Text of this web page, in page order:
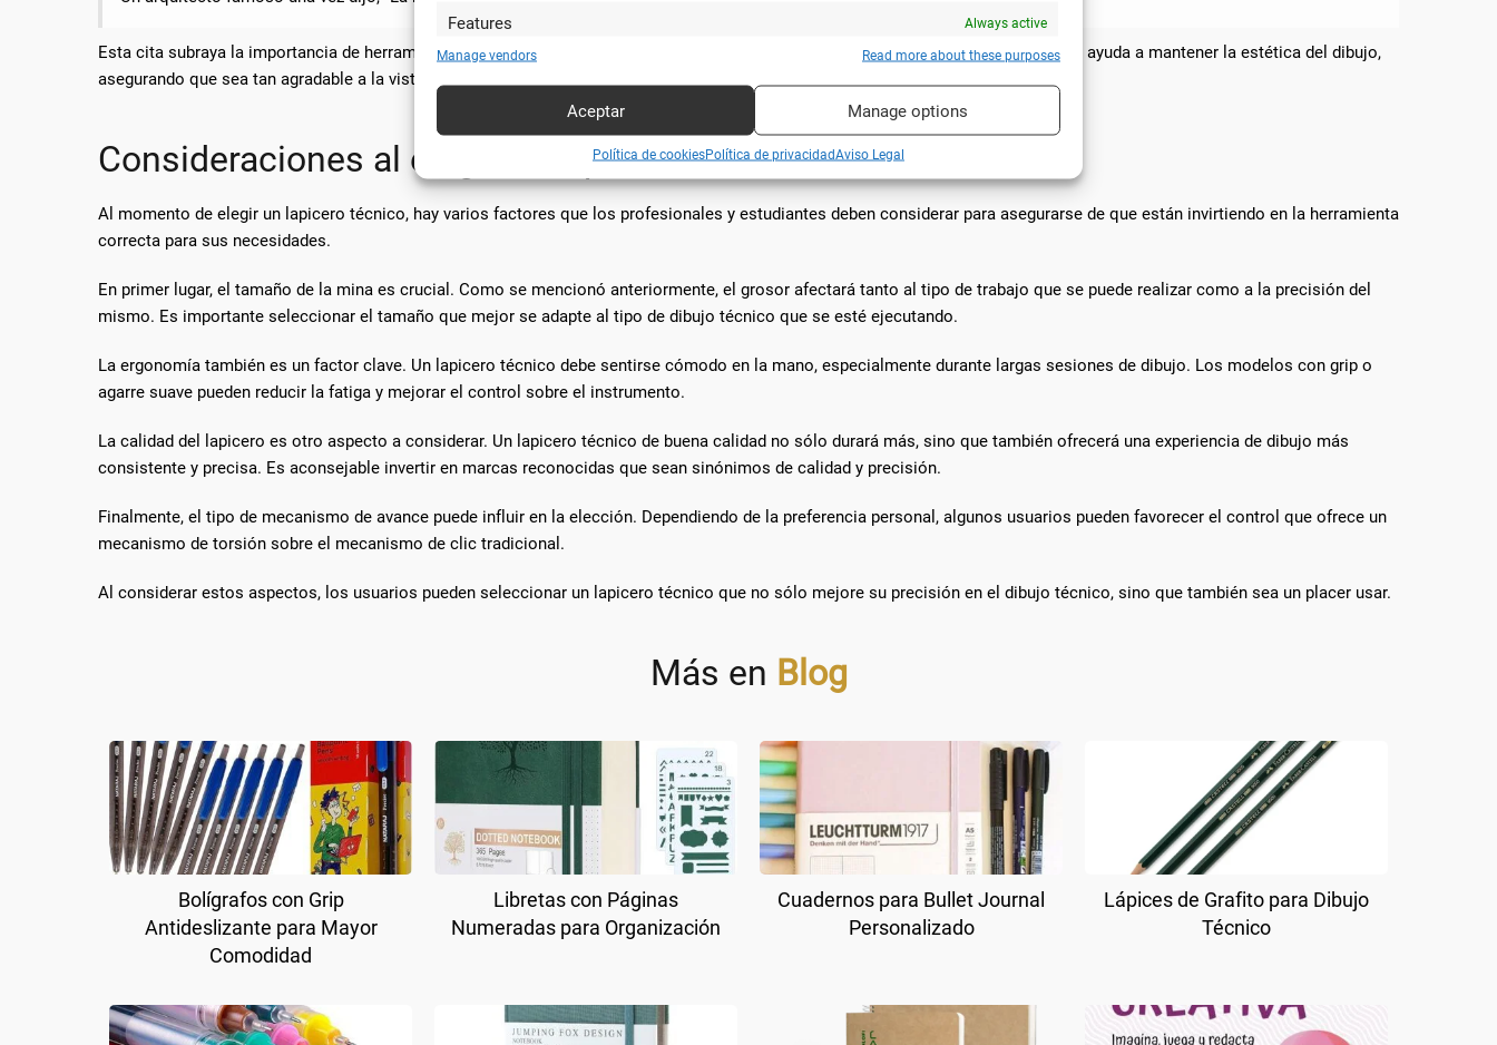
Features
Always active
Cotejar y combinar fuentes de datos off line, Vincular diferentes dispositivos, Recibir
Utilizar datos de localización geográfica precisa, Analizar activamente las
Garantizar la seguridad, evitar fraudes y depurar errores, Servir
Manage vendors Read more about these purposes
Aceptar Manage options
Política de cookiesPolítica de privacidadAviso Legal
Esta cita subraya la importancia de herramientas precisas en la creación de diseños técnicos. Además, el uso de lapiceros técnicos ayuda a mantener la estética del dibujo,
asegurando que sea tan agradable a la vista como precisamente informado.
Consideraciones al elegir un lapicero técnico
Al momento de elegir un lapicero técnico, hay varios factores que los profesionales y estudiantes deben considerar para asegurarse de que están invirtiendo en la herramienta
correcta para sus necesidades.
En primer lugar, el tamaño de la mina es crucial. Como se mencionó anteriormente, el grosor afectará tanto al tipo de trabajo que se puede realizar como a la precisión del
mismo. Es importante seleccionar el tamaño que mejor se adapte al tipo de dibujo técnico que se esté ejecutando.
La ergonomía también es un factor clave. Un lapicero técnico debe sentirse cómodo en la mano, especialmente durante largas sesiones de dibujo. Los modelos con grip o
agarre suave pueden reducir la fatiga y mejorar el control sobre el instrumento.
La calidad del lapicero es otro aspecto a considerar. Un lapicero técnico de buena calidad no sólo durará más, sino que también ofrecerá una experiencia de dibujo más
consistente y precisa. Es aconsejable invertir en marcas reconocidas que sean sinónimos de calidad y precisión.
Finalmente, el tipo de mecanismo de avance puede influir en la elección. Dependiendo de la preferencia personal, algunos usuarios pueden favorecer el control que ofrece un
mecanismo de torsión sobre el mecanismo de clic tradicional.
Al considerar estos aspectos, los usuarios pueden seleccionar un lapicero técnico que no sólo mejore su precisión en el dibujo técnico, sino que también sea un placer usar.
Más en Blog
Bolígrafos con Grip
Antideslizante para Mayor
Comodidad
Libretas con Páginas
Numeradas para Organización
Cuadernos para Bullet Journal
Personalizado
Lápices de Grafito para Dibujo
Técnico